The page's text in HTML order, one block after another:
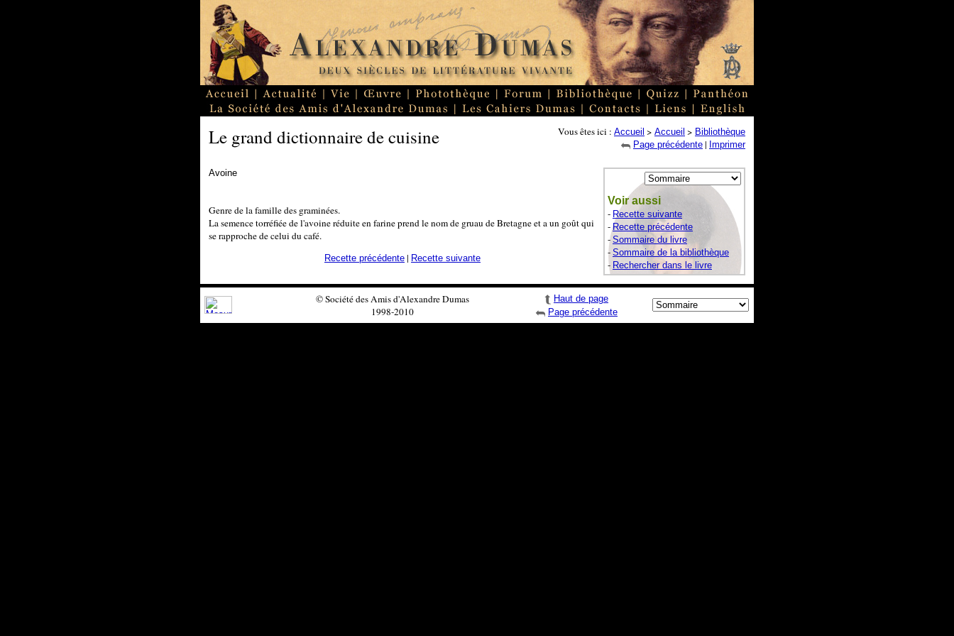
Le grand dictionnaire de cuisine Vous êtes ici : Accueil > Accueil > Bibliothèque
Page précédente | Imprimer
Voir aussi
- Recette suivante
-Recette précédente
- Sommaire du livre
- Sommaire de la bibliothèque
- Rechercher dans le livre
Avoine
Genre de la famille des graminées.
La semence torréfiée de l'avoine réduite en farine prend le nom de gruau de Bretagne et a un goût qui
se rapproche de celui du café.
Recette précédente | Recette suivante
© Société des Amis d'Alexandre Dumas
1998-2010
Haut de page
Page précédente